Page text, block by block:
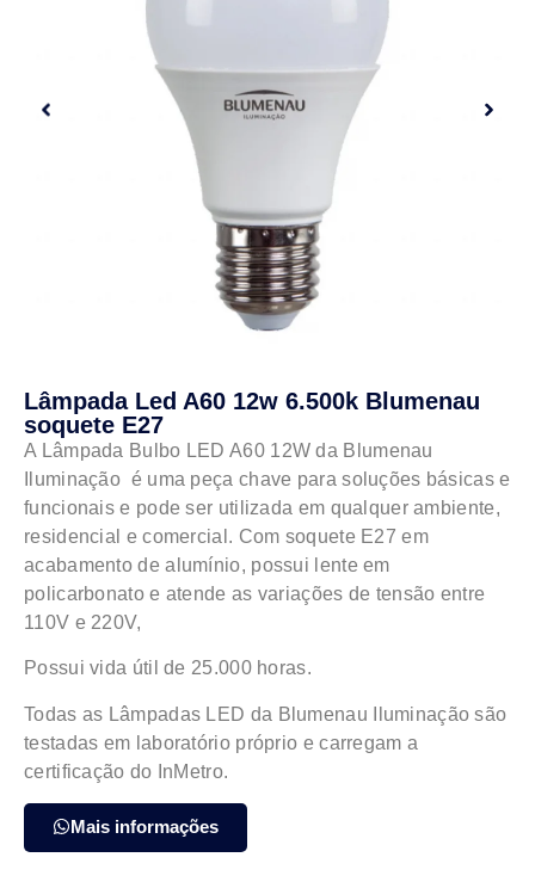
Lâmpada Led A60 12w 6.500k Blumenau
soquete E27
A Lâmpada Bulbo LED A60 12W da Blumenau
Iluminação é uma peça chave para soluções básicas e
funcionais e pode ser utilizada em qualquer ambiente,
residencial e comercial. Com soquete E27 em
acabamento de alumínio, possui lente em
policarbonato e atende as variações de tensão entre
110V e 220V,
Possui vida útil de 25.000 horas.
Todas as Lâmpadas LED da Blumenau Iluminação são
testadas em laboratório próprio e carregam a
certificação do InMetro.
Mais informações